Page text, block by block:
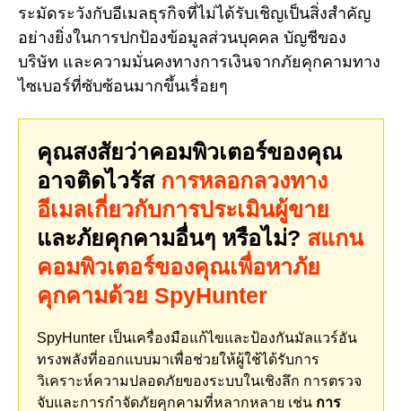
ระมัดระวังกับอีเมลธุรกิจที่ไม่ได้รับเชิญเป็นสิ่งสำคัญ
อย่างยิ่งในการปกป้องข้อมูลส่วนบุคคล บัญชีของ
บริษัท และความมั่นคงทางการเงินจากภัยคุกคามทาง
ไซเบอร์ที่ซับซ้อนมากขึ้นเรื่อยๆ
คุณสงสัยว่าคอมพิวเตอร์ของคุณ
อาจติดไวรัส การหลอกลวงทาง
อีเมลเกี่ยวกับการประเมินผู้ขาย
และภัยคุกคามอื่นๆ หรือไม่? สแกน
คอมพิวเตอร์ของคุณเพื่อหาภัย
คุกคามด้วย SpyHunter
SpyHunter เป็นเครื่องมือแก้ไขและป้องกันมัลแวร์อัน
ทรงพลังที่ออกแบบมาเพื่อช่วยให้ผู้ใช้ได้รับการ
วิเคราะห์ความปลอดภัยของระบบในเชิงลึก การตรวจ
จับและการกำจัดภัยคุกคามที่หลากหลาย เช่น การ